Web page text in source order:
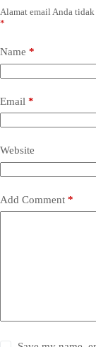
Alamat email Anda
*
Name *
Email *
Website
Add Comment *